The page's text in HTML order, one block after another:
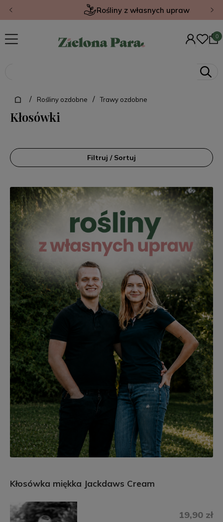
Rośliny z własnych upraw
/ Rośliny ozdobne / Trawy ozdobne
Kłosówki
Filtruj / Sortuj
Kłosówka miękka Jackdaws Cream
19,90 zł